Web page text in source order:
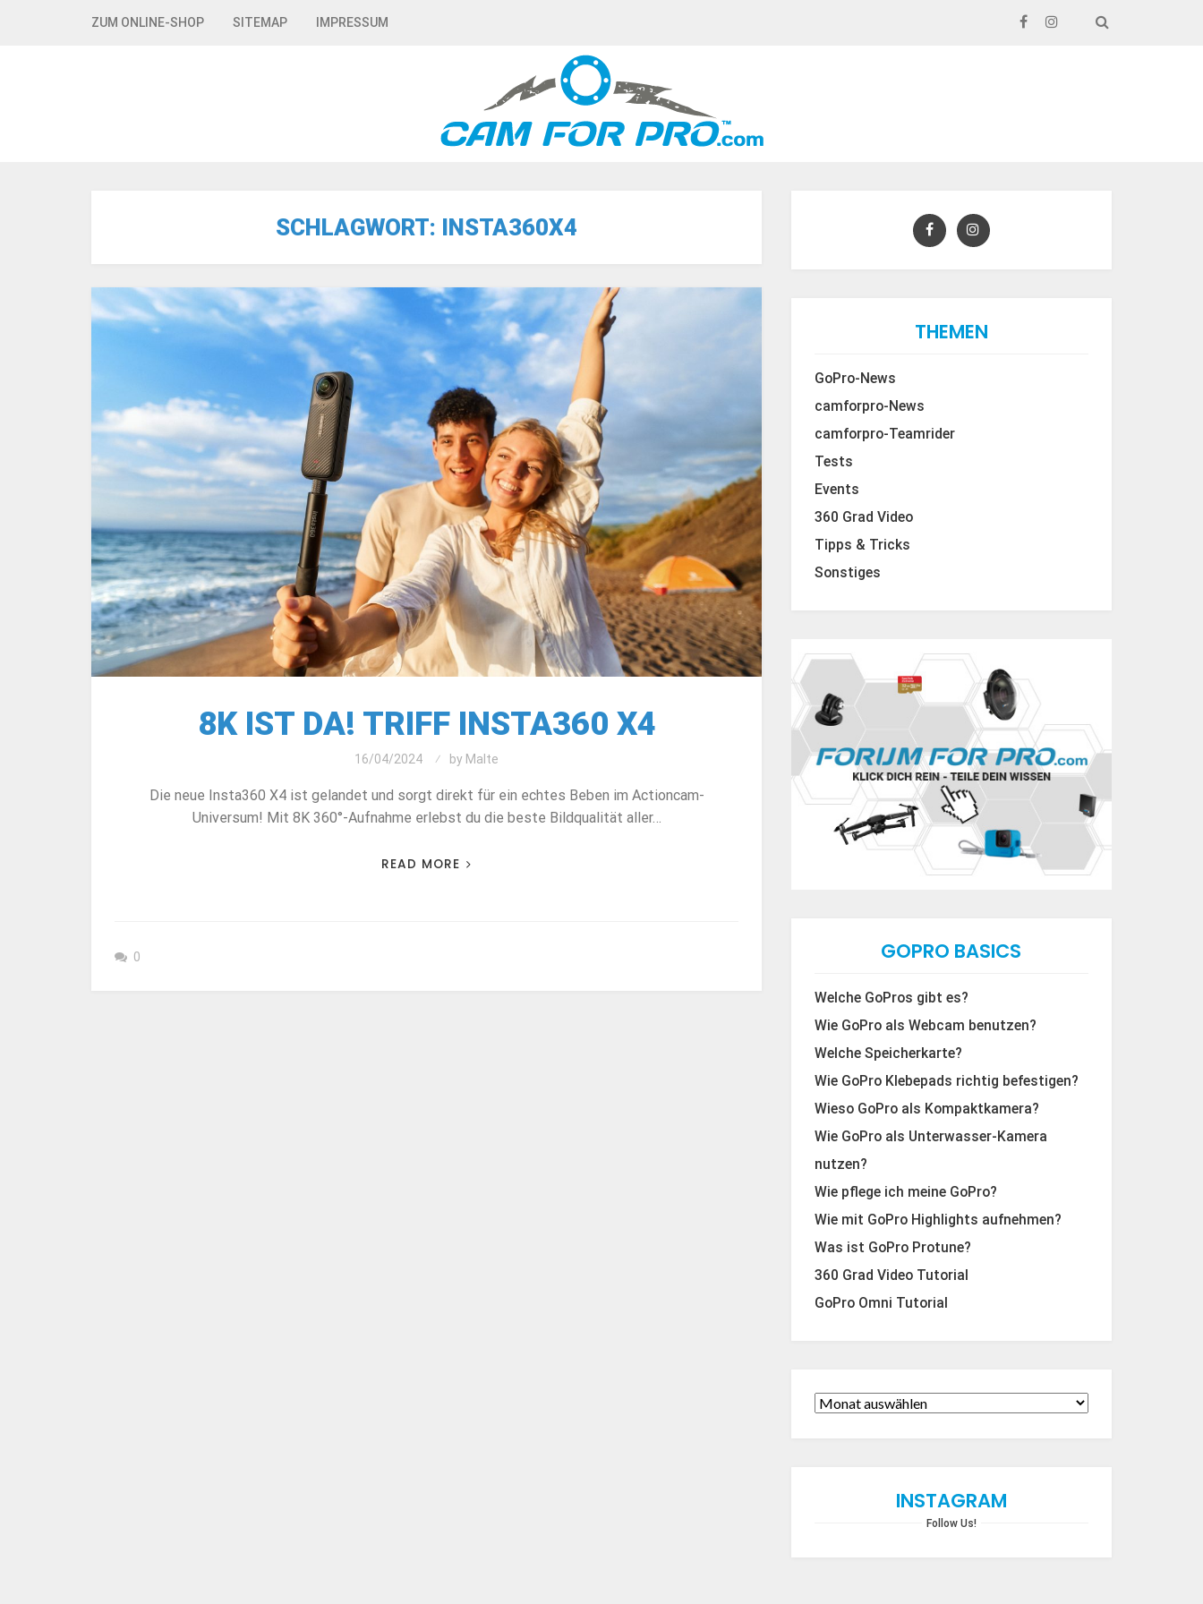
ZUM ONLINE-SHOP SITEMAP IMPRESSUM SEARCH
SCHLAGWORT: INSTA360X4
8K IST DA! TRIFF INSTA360 X4
16/04/2024 by Malte
Die neue Insta360 X4 ist gelandet und sorgt direkt für ein echtes Beben im Actioncam-
Universum! Mit 8K 360°-Aufnahme erlebst du die beste Bildqualität aller…
READ MORE
0
THEMEN
GoPro-News
camforpro-News
camforpro-Teamrider
Tests
Events
360 Grad Video
Tipps & Tricks
Sonstiges
GOPRO BASICS
Welche GoPros gibt es?
Wie GoPro als Webcam benutzen?
Welche Speicherkarte?
Wie GoPro Klebepads richtig befestigen?
Wieso GoPro als Kompaktkamera?
Wie GoPro als Unterwasser-Kamera
nutzen?
Wie pflege ich meine GoPro?
Wie mit GoPro Highlights aufnehmen?
Was ist GoPro Protune?
360 Grad Video Tutorial
GoPro Omni Tutorial
INSTAGRAM
Follow Us!